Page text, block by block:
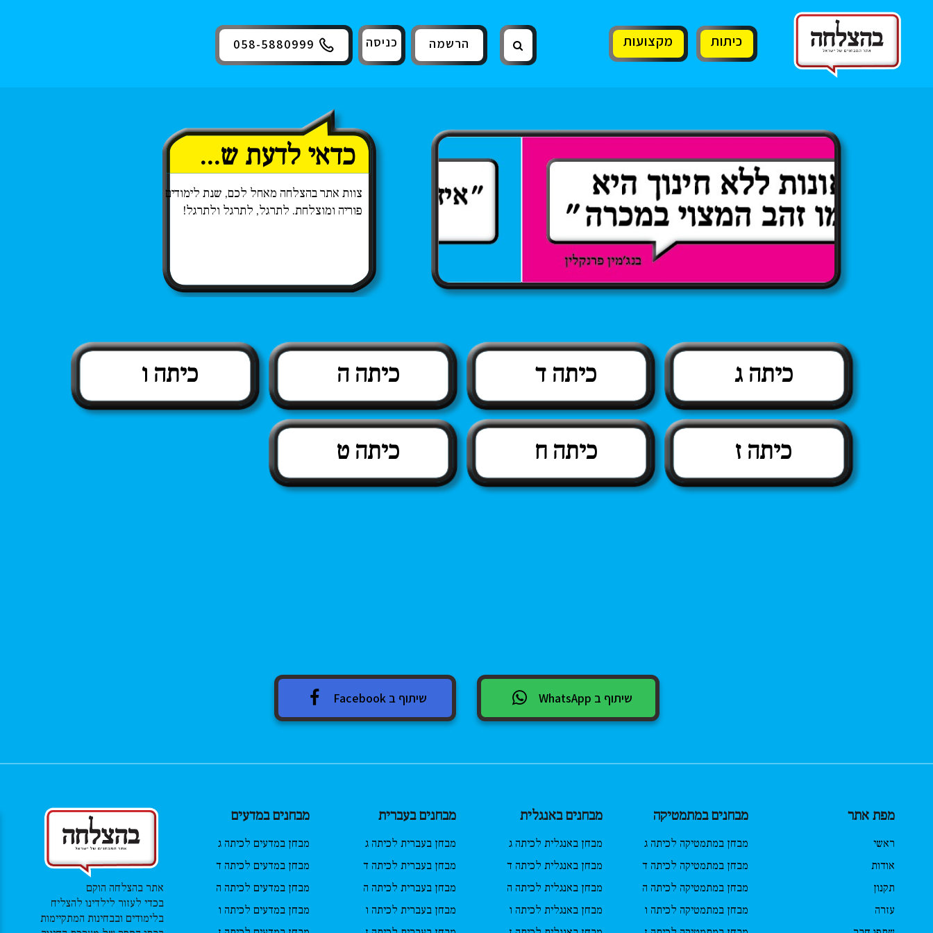
כיתות מקצועות הרשמה כניסה 058-5880999
•
•
•
•
•
כדאי לדעת ש...
צוות אתר בהצלחה מאחל לכם, שנת לימודים
פוריה ומוצלחת. לתרגל, לתרגל ולתרגל!
כיתה ג כיתה ד כיתה ה כיתה ו
כיתה ז כיתה ח כיתה ט
שיתוף ב WhatsApp שיתוף ב Facebook
מפת אתר
ראשי
אודות
תקנון
עזרה
מבחנים במתמטיקה
מבחן במתמטיקה לכיתה ג
מבחן במתמטיקה לכיתה ד
מבחן במתמטיקה לכיתה ה
מבחן במתמטיקה לכיתה ו
מבחנים באנגלית
מבחן באנגלית לכיתה ג
מבחן באנגלית לכיתה ד
מבחן באנגלית לכיתה ה
מבחן באנגלית לכיתה ו
מבחנים בעברית
מבחן בעברית לכיתה ג
מבחן בעברית לכיתה ד
מבחן בעברית לכיתה ה
מבחן בעברית לכיתה ו
מבחנים במדעים
מבחן במדעים לכיתה ג
מבחן במדעים לכיתה ד
מבחן במדעים לכיתה ה
מבחן במדעים לכיתה ו
אתר בהצלחה הוקם
בכדי לעזור לילדינו להצליח
בלימודים ובבחינות המתקיימות